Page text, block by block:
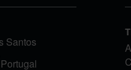
Santos